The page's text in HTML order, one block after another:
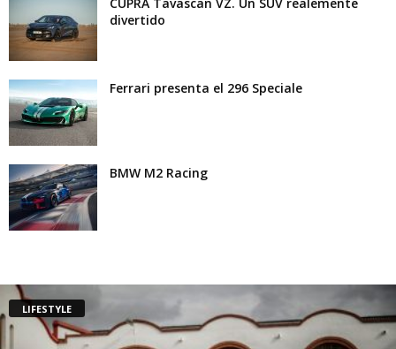
divertido
Ferrari presenta el 296 Speciale
BMW M2 Racing
LIFESTYLE